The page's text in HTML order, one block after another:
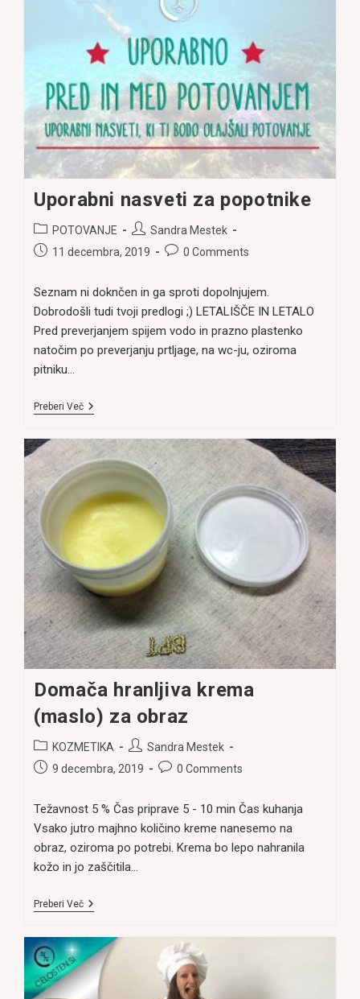
Laktoze
Uporabni nasveti za popotnike
Post
category:
POTOVANJE
Post
author:
Sandra Mestek
Post11 decembra, 2019
Post0 Comments
Seznam ni doknčen in ga sproti dopolnjujem.
Dobrodošli tudi tvoji predlogi ;) LETALIŠČE IN LETALO
Pred preverjanjem spijem vodo in prazno plastenko
natočim po preverjanju prtljage, na wc-ju, oziroma
pitniku…
Preberi VečUporabni
Popotnike
Domača hranljiva krema
(maslo) za obraz
Post
category:
KOZMETIKA
Post
author:
Sandra Mestek
Post9 decembra, 2019
Post0 Comments
Težavnost 5 % Čas priprave 5 - 10 min Čas kuhanja
Vsako jutro majhno količino kreme nanesemo na
obraz, oziroma po potrebi. Krema bo lepo nahranila
kožo in jo zaščitila…
Preberi VečDomača
(maslo)
Za
Obraz